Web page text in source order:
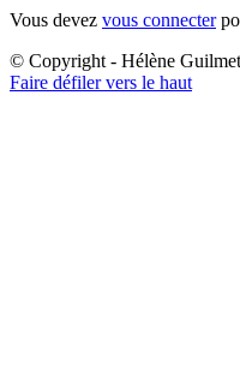
Vous devez vous connecter
© Copyright - Hélène
Faire défiler vers le haut